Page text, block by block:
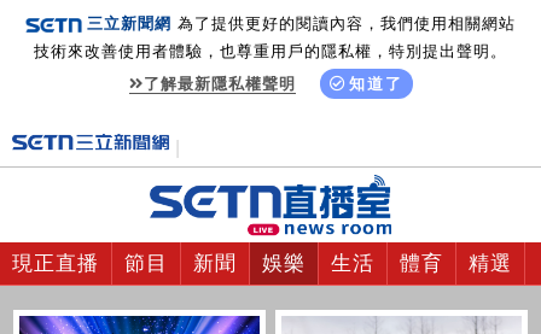
三立新聞網 為了提供更好的閱讀內容，我們使用相關網站
技術來改善使用者體驗，也尊重用戶的隱私權，特別提出聲明。
了解最新隱私權聲明
知道了
現正直播 節目 新聞 娛樂 生活 體育 精選